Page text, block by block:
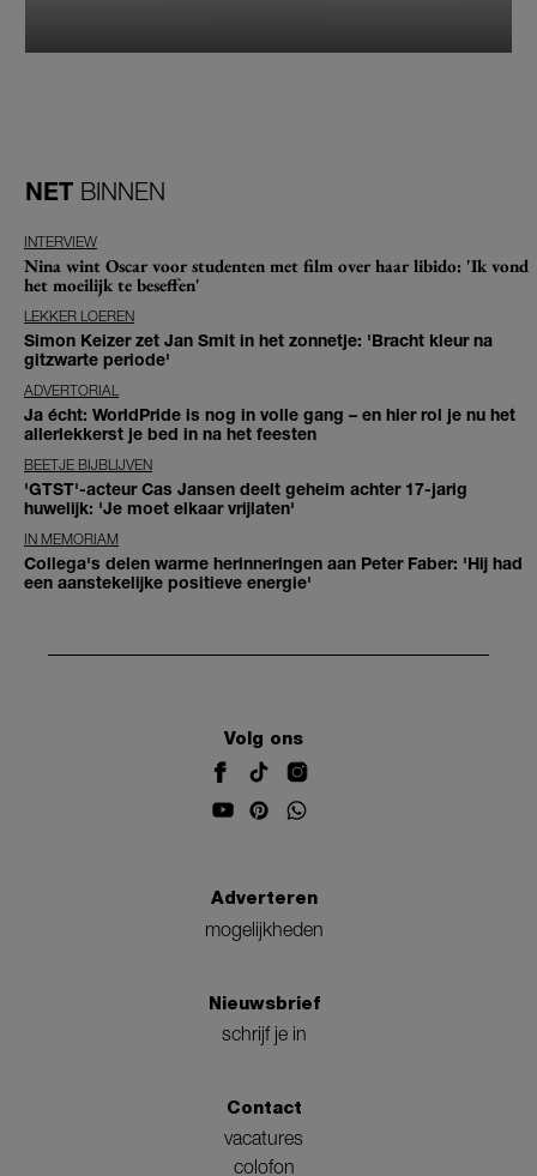
NET BINNEN
INTERVIEW
Nina wint Oscar voor studenten met film over haar libido: 'Ik vond
het moeilijk te beseffen'
LEKKER LOEREN
Simon Keizer zet Jan Smit in het zonnetje: 'Bracht kleur na
gitzwarte periode'
ADVERTORIAL
Ja écht: WorldPride is nog in volle gang – en hier rol je nu het
allerlekkerst je bed in na het feesten
BEETJE BIJBLIJVEN
'GTST'-acteur Cas Jansen deelt geheim achter 17-jarig
huwelijk: 'Je moet elkaar vrijlaten'
IN MEMORIAM
Collega's delen warme herinneringen aan Peter Faber: 'Hij had
een aanstekelijke positieve energie'
Volg ons
Adverteren
mogelijkheden
Nieuwsbrief
schrijf je in
Contact
vacatures
colofon